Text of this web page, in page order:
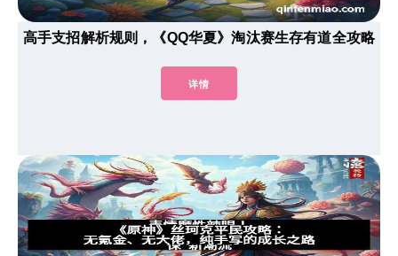
高手支招解析规则，《QQ华夏》淘汰赛生存有道全攻略
详情